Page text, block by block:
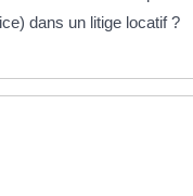
dans un litige locatif ?